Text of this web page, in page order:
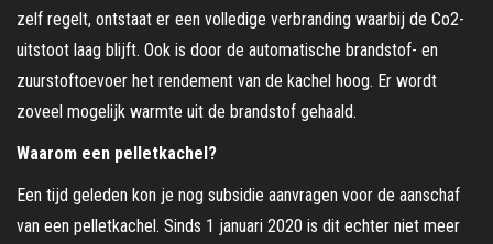
zelf regelt, ontstaat er een volledige verbranding waarbij de Co2-
uitstoot laag blijft. Ook is door de automatische brandstof- en
zuurstoftoevoer het rendement van de kachel hoog. Er wordt
zoveel mogelijk warmte uit de brandstof gehaald.
Waarom een pelletkachel?
Een tijd geleden kon je nog subsidie aanvragen voor de aanschaf
van een pelletkachel. Sinds 1 januari 2020 is dit echter niet meer